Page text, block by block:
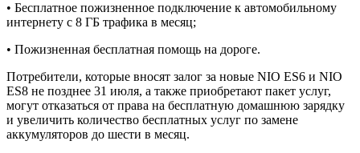
• Бесплатное пожизненное подключение к автомобильному
интернету с 8 ГБ трафика в месяц;
• Пожизненная бесплатная помощь на дороге.
Потребители, которые вносят залог за новые NIO ES6 и NIO
ES8 не позднее 31 июля, а также приобретают пакет услуг,
могут отказаться от права на бесплатную домашнюю зарядку
и увеличить количество бесплатных услуг по замене
аккумуляторов до шести в месяц.